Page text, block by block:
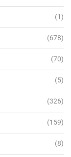
(1)
(678)
(70)
(5)
(326)
(159)
(8)